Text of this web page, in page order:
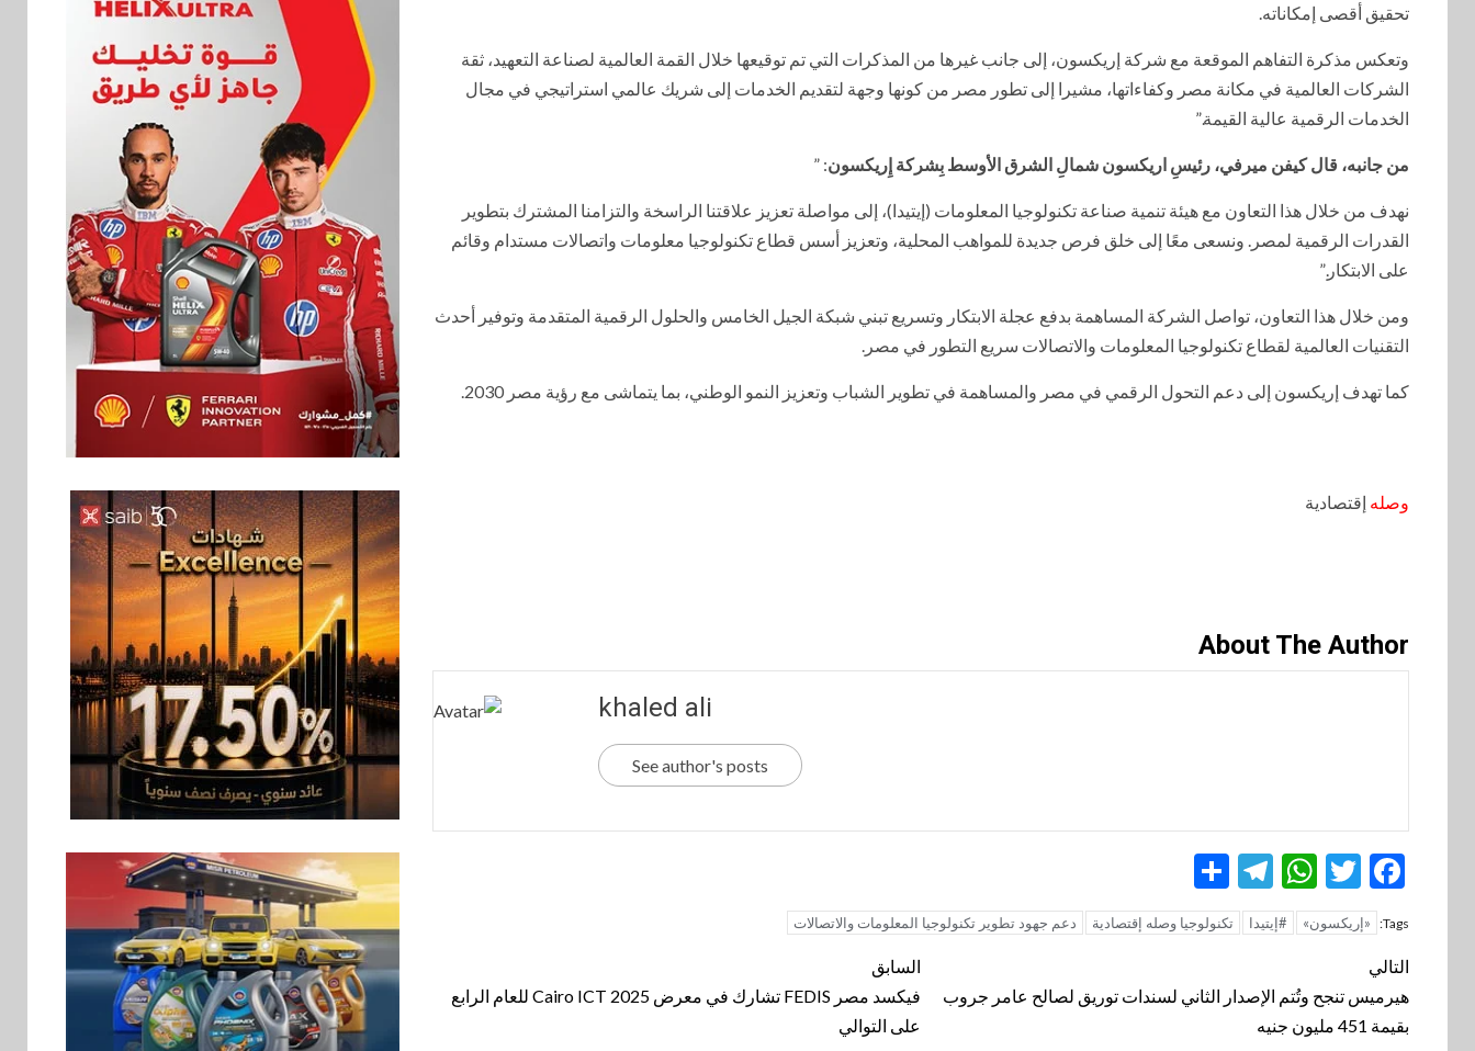
تحقيق أقصى إمكاناته.
وتعكس مذكرة التفاهم الموقعة مع شركة إريكسون، إلى جانب غيرها من المذكرات التي تم توقيعها خلال القمة العالمية لصناعة التعهيد، ثقة
الشركات العالمية في مكانة مصر وكفاءاتها، مشيرا إلى تطور مصر من كونها وجهة لتقديم الخدمات إلى شريك عالمي استراتيجي في مجال
الخدمات الرقمية عالية القيمة.”
من جانبه، قال كيفن ميرفي، رئيسِ اريكسون شمالِ الشرق الأوسط بِشركة إِريكسون: ”
نهدف من خلال هذا التعاون مع هيئة تنمية صناعة تكنولوجيا المعلومات (إيتيدا)، إلى مواصلة تعزيز علاقتنا الراسخة والتزامنا المشترك بتطوير
القدرات الرقمية لمصر. ونسعى معًا إلى خلق فرص جديدة للمواهب المحلية، وتعزيز أسس قطاع تكنولوجيا معلومات واتصالات مستدام وقائم
على الابتكار.”
ومن خلال هذا التعاون، تواصل الشركة المساهمة بدفع عجلة الابتكار وتسريع تبني شبكة الجيل الخامس والحلول الرقمية المتقدمة وتوفير أحدث
التقنيات العالمية لقطاع تكنولوجيا المعلومات والاتصالات سريع التطور في مصر.
كما تهدف إريكسون إلى دعم التحول الرقمي في مصر والمساهمة في تطوير الشباب وتعزيز النمو الوطني، بما يتماشى مع رؤية مصر 2030.
وصله إقتصادية
About The Author
khaled ali
See author's posts
Facebook
Twitter
WhatsApp
Telegram
Tags: «إريكسون» #إيتيدا تكنولوجيا وصله إقتصادية دعم جهود تطوير تكنولوجيا المعلومات والاتصالات
تنقل
المقالة
السابق
فيكسد مصر FEDIS تشارك في معرض Cairo ICT 2025 للعام الرابع
على التوالي
التالي
هيرميس تنجح وتُتم الإصدار الثاني لسندات توريق لصالح عامر جروب
بقيمة 451 مليون جنيه
6 بنوك
بنك QNB مصر يعزز
جاهزية المشروعات
الصغيرة والمتوسطة
للنمو والتوسع
7
اخبار
فيكسد مصر و”حلول”
تتشاركان في تطوير
أول منصة للسياحة
الصحية في مصر
والشرق الأوسط
وأفريقيا Tour4Cure
8
هواوي: هاتف nova 15
Max بطارية ضخمة
وتصميم متين جهازًا
مثاليًا للشباب
9
اقتصاد
إي اف چي فاينانس
تستعرض خطط نمو